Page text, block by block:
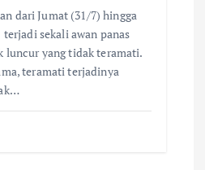
dari Jumat (31/7) hingga
sekali awan panas
luncur yang tidak teramati.
teramati terjadinya